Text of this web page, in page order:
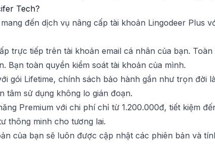
Tech?
đến dịch vụ nâng cấp tài khoản Lingodeer Plus
trực tiếp trên tài khoản email cá nhân của bạn.
Bạn toàn quyền kiểm soát tài khoản của mình.
gói Lifetime, chính sách bảo hành gần như trọn đời
tâm sử dụng không lo gián đoạn.
Premium với chi phí chỉ từ 1.200.000đ, tiết kiệm
thông minh cho tương lai.
của bạn sẽ luôn được cập nhật các phiên bản và